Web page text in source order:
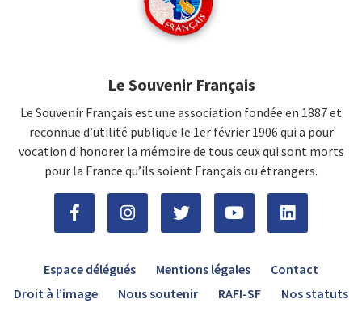
Le Souvenir Français
Le Souvenir Français est une association fondée en 1887 et
reconnue d’utilité publique le 1er février 1906 qui a pour
vocation d'honorer la mémoire de tous ceux qui sont morts
pour la France qu’ils soient Français ou étrangers.
Espace délégués Mentions légales
Contact
Droit à l’image
Nous soutenir RAFI-SF Nos statuts